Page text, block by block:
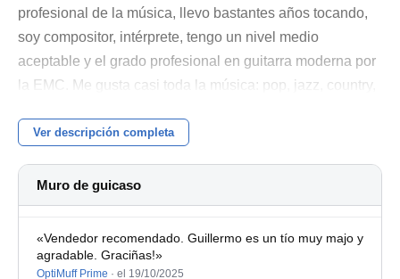
profesional de la música, llevo bastantes años tocando,
soy compositor, intérprete, tengo un nivel medio
aceptable y el grado profesional en guitarra moderna por
la EMC. Me gusta casi toda la música: pop, jazz, country,
temas y más cosas. Llevo muchos años estudiando
versiones con pistas de acompañamiento autoproducidas
agradables, asequibles de escuchar y que están bien
arreglista, productor, estudio, directo y he tocado en
Ver descripción completa
Muro de guicaso
«Vendedor recomendado. Guillermo es un tío muy majo y
agradable. Graciñas!»
OptiMuff Prime · el 19/10/2025